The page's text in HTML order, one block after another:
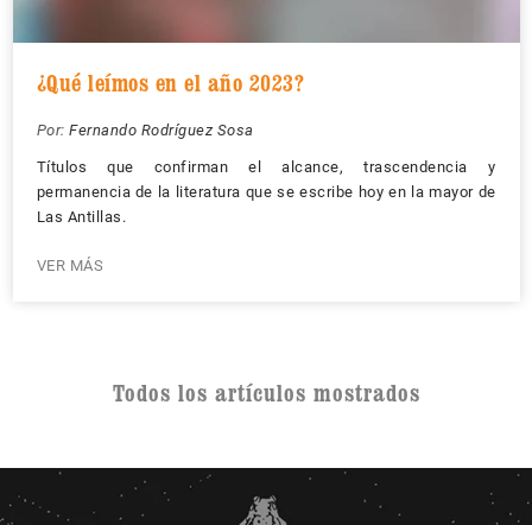
¿Qué leímos en el año 2023?
Por: Fernando Rodríguez Sosa
Títulos que confirman el alcance, trascendencia y
permanencia de la literatura que se escribe hoy en la mayor de
Las Antillas.
VER MÁS
Todos los artículos mostrados